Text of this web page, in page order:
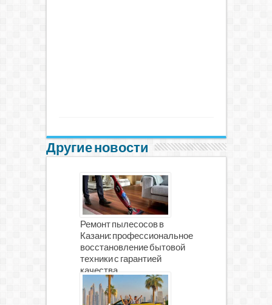
Другие новости
Ремонт пылесосов в
Казани: профессиональное
восстановление бытовой
техники с гарантией
качества